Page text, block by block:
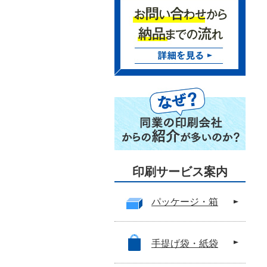
印刷サービス案内
パッケージ・箱
手提げ袋・紙袋